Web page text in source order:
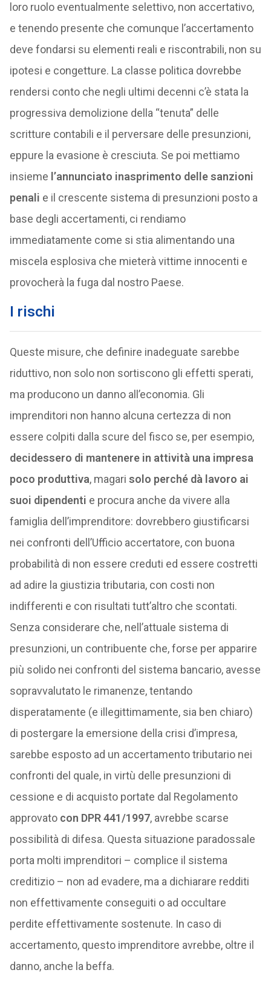
loro ruolo eventualmente selettivo, non accertativo,
e tenendo presente che comunque l’accertamento
deve fondarsi su elementi reali e riscontrabili, non su
ipotesi e congetture. La classe politica dovrebbe
rendersi conto che negli ultimi decenni c’è stata la
progressiva demolizione della “tenuta” delle
scritture contabili e il perversare delle presunzioni,
eppure la evasione è cresciuta. Se poi mettiamo
insieme l’annunciato inasprimento delle sanzioni
penali e il crescente sistema di presunzioni posto a
base degli accertamenti, ci rendiamo
immediatamente come si stia alimentando una
miscela esplosiva che mieterà vittime innocenti e
provocherà la fuga dal nostro Paese.
I rischi
Queste misure, che definire inadeguate sarebbe
riduttivo, non solo non sortiscono gli effetti sperati,
ma producono un danno all’economia. Gli
imprenditori non hanno alcuna certezza di non
essere colpiti dalla scure del fisco se, per esempio,
decidessero di mantenere in attività una impresa
poco produttiva, magari solo perché dà lavoro ai
suoi dipendenti e procura anche da vivere alla
famiglia dell’imprenditore: dovrebbero giustificarsi
nei confronti dell’Ufficio accertatore, con buona
probabilità di non essere creduti ed essere costretti
ad adire la giustizia tributaria, con costi non
indifferenti e con risultati tutt’altro che scontati.
Senza considerare che, nell’attuale sistema di
presunzioni, un contribuente che, forse per apparire
più solido nei confronti del sistema bancario, avesse
sopravvalutato le rimanenze, tentando
disperatamente (e illegittimamente, sia ben chiaro)
di postergare la emersione della crisi d’impresa,
sarebbe esposto ad un accertamento tributario nei
confronti del quale, in virtù delle presunzioni di
cessione e di acquisto portate dal Regolamento
approvato con DPR 441/1997, avrebbe scarse
possibilità di difesa. Questa situazione paradossale
porta molti imprenditori – complice il sistema
creditizio – non ad evadere, ma a dichiarare redditi
non effettivamente conseguiti o ad occultare
perdite effettivamente sostenute. In caso di
accertamento, questo imprenditore avrebbe, oltre il
danno, anche la beffa.